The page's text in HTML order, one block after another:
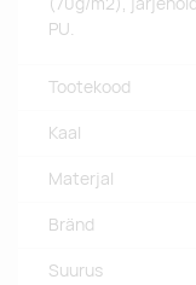
PU.
Tootekood
Kaal
Materjal
Bränd
Suurus